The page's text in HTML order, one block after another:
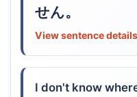
せん。
View sentence details
I don't know